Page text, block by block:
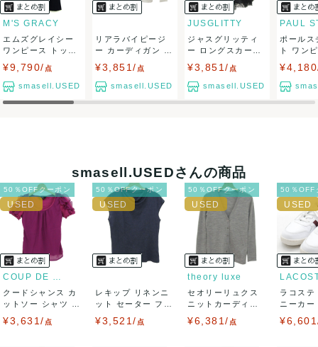
ない場合もございます。
万が一、購入後に偽造品等が発覚しましたら、返品・返金に
て対応致しますので、ご連絡お願い致します。
出荷
送料： ¥1,650 (見込み)
送料表を確認する
出荷目安：5営業日以内
出荷予定日：なるべく最短で発送致します。
兵庫県から出荷
M'S GRACY
エムズグレイシー
ワンピース トップ
ス 長袖 ボリ...
¥9,790/ 点
smasell.USED
リアラバイピージ
ー カーディガン ト
ップス 総柄 ...
¥3,851/ 点
smasell.USED
JUSGLITTY
ジャスグリッティ
ー ロングスカート
チュール フレ...
¥3,851/ 点
smasell.USED
ポールス
ト ワン
ギャザ
smasell.USEDさんの商品
50％OFFクーポン
COUP DE CHANCE
クードシャンス カ
ットソー シャツ 半
¥3,631/ 点
50％OFFクーポン
レキップ リネンニ
ット セーター フレ
¥3,521/ 点
50％OFFクーポン
theory luxe
セオリーリュクス
ニットカーディガ
¥6,381/ 点
50％OFF
ラコステ
ニーカ